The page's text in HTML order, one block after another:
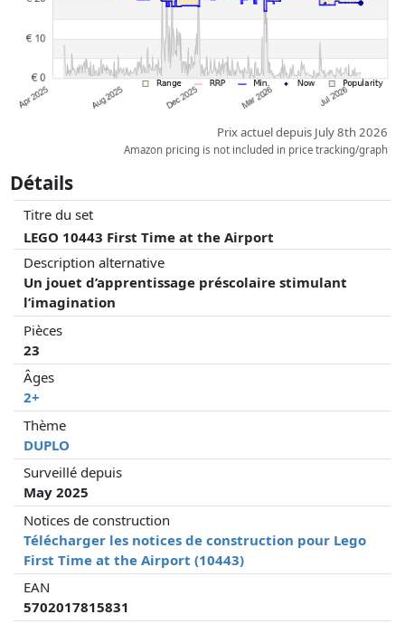
Prix actuel depuis July 8th 2026
Amazon pricing is not included in price tracking/graph
Détails
Titre du set
LEGO 10443 First Time at the Airport
Description alternative
Un jouet d’apprentissage préscolaire stimulant
l’imagination
Pièces
23
Âges
2+
Thème
DUPLO
Surveillé depuis
May 2025
Notices de construction
Télécharger les notices de construction pour Lego
First Time at the Airport (10443)
EAN
5702017815831